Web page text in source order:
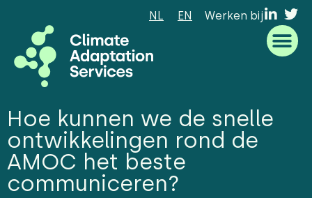
NL EN Werken bij
Hoe kunnen we de snelle
ontwikkelingen rond de
AMOC het beste
communiceren?